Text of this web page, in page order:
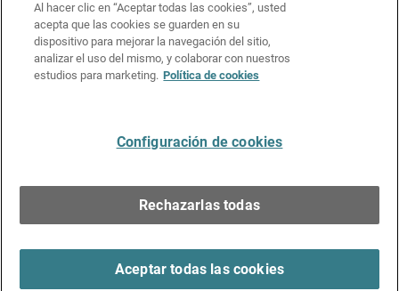
Política de cookies
Política de privacidad
Kit de medios y marca
Al hacer clic en “Aceptar todas las cookies”, usted
acepta que las cookies se guarden en su
dispositivo para mejorar la navegación del sitio,
analizar el uso del mismo, y colaborar con nuestros
estudios para marketing. Política de cookies
Configuración de cookies
Rechazarlas todas
Aceptar todas las cookies